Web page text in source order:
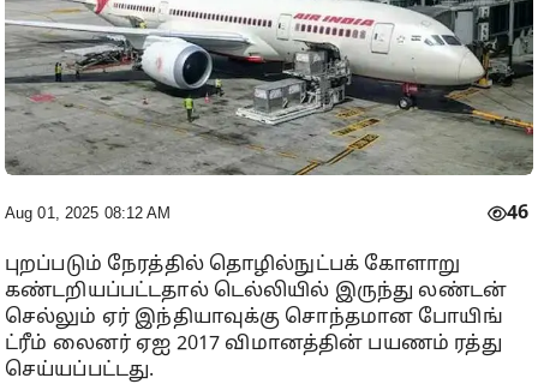
Aug 01, 2025 08:12 AM 46
புறப்படும் நேரத்தில் தொழில்நுட்பக் கோளாறு
கண்டறியப்பட்டதால் டெல்லியில் இருந்து லண்டன்
செல்லும் ஏர் இந்தியாவுக்கு சொந்தமான போயிங்
ட்ரீம் லைனர் ஏஐ 2017 விமானத்தின் பயணம் ரத்து
செய்யப்பட்டது.